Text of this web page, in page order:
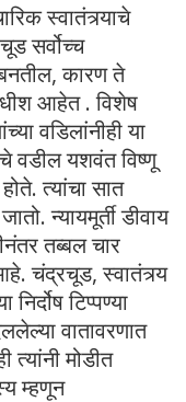
स्वातंत्र्याचे
सर्वोच्च
कारण ते
आहेत . विशेष
वडिलांनीही या
वडील यशवंत विष्णू
त्यांचा सात
न्यायमूर्ती डीवाय
तब्बल चार
चंद्रचूड, स्वातंत्र्य
टिप्पण्या
वातावरणात
त्यांनी मोडीत
म्हणून